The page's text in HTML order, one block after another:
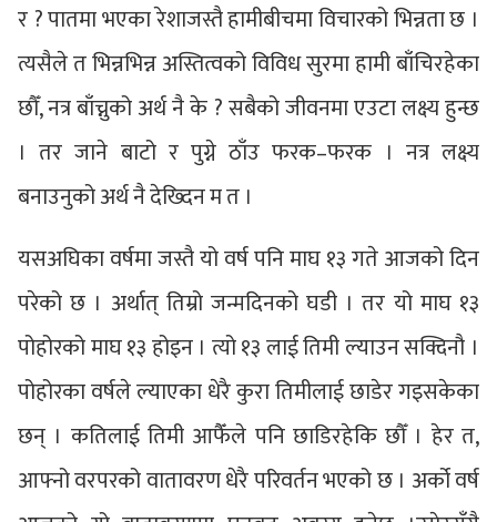
र ? पातमा भएका रेशाजस्तै हामीबीचमा विचारको भिन्नता छ ।
त्यसैले त भिन्नभिन्न अस्तित्वको विविध सुरमा हामी बाँचिरहेका
छौँ, नत्र बाँच्नुको अर्थ नै के ? सबैको जीवनमा एउटा लक्ष्य हुन्छ
। तर जाने बाटो र पुग्ने ठाँउ फरक–फरक । नत्र लक्ष्य
बनाउनुको अर्थ नै देख्दिन म त ।
यसअघिका वर्षमा जस्तै यो वर्ष पनि माघ १३ गते आजको दिन
परेको छ । अर्थात् तिम्रो जन्मदिनको घडी । तर यो माघ १३
पोहोरको माघ १३ होइन । त्यो १३ लाई तिमी ल्याउन सक्दिनौ ।
पोहोरका वर्षले ल्याएका धेरै कुरा तिमीलाई छाडेर गइसकेका
छन् । कतिलाई तिमी आफैँले पनि छाडिरहेकि छौँ । हेर त,
आफ्नो वरपरको वातावरण धेरै परिवर्तन भएको छ । अर्को वर्ष